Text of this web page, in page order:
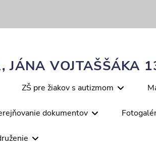
JÁNA VOJTAŠŠÁKA
ZŠ pre žiakov s autizmom
dokumentov